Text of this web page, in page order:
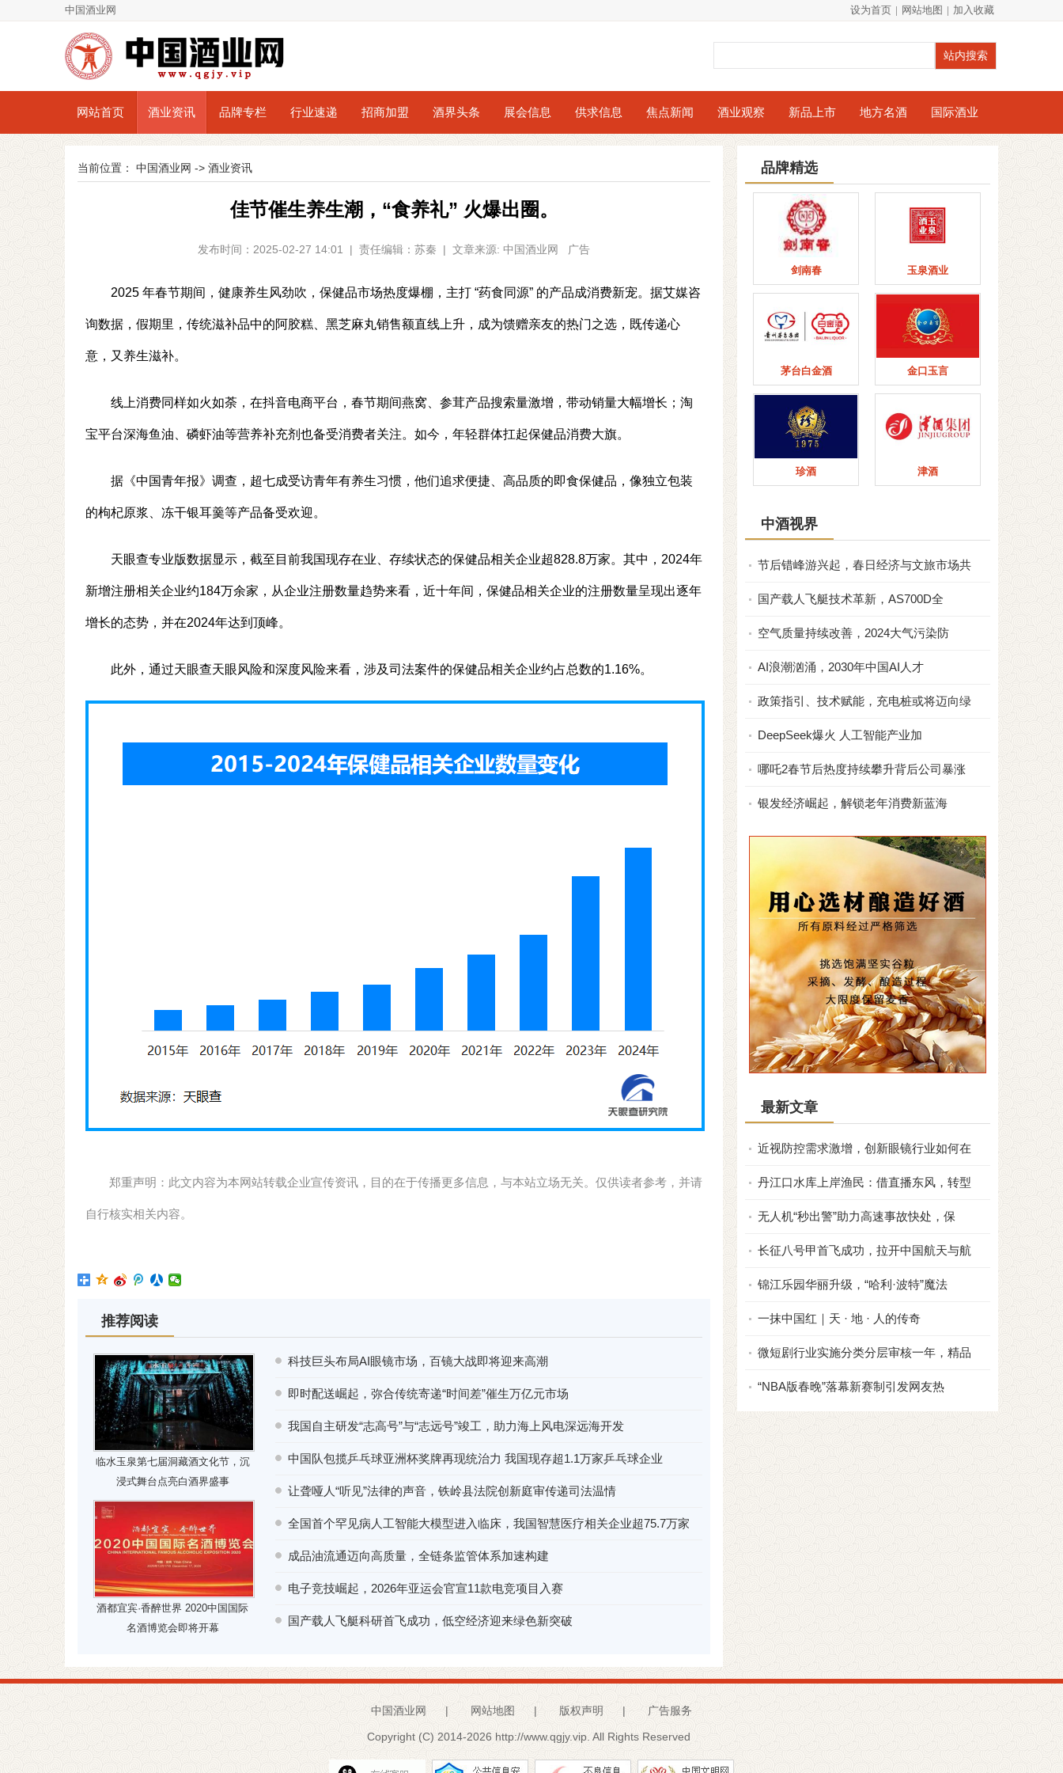
中国酒业网 设为首页 | 网站地图 | 加入收藏
网站首页 酒业资讯 品牌专栏 行业速递 招商加盟 酒界头条 展会信息 供求信息 焦点新闻 酒业观察 新品上市 地方名酒 国际酒业
当前位置： 中国酒业网 -> 酒业资讯
佳节催生养生潮，“食养礼” 火爆出圈。
发布时间：2025-02-27 14:01 | 责任编辑：苏秦 | 文章来源: 中国酒业网 广告
2025 年春节期间，健康养生风劲吹，保健品市场热度爆棚，主打 “药食同源” 的产品成消费新宠。据艾媒咨
询数据，假期里，传统滋补品中的阿胶糕、黑芝麻丸销售额直线上升，成为馈赠亲友的热门之选，既传递心
意，又养生滋补。
线上消费同样如火如荼，在抖音电商平台，春节期间燕窝、参茸产品搜索量激增，带动销量大幅增长；淘
宝平台深海鱼油、磷虾油等营养补充剂也备受消费者关注。如今，年轻群体扛起保健品消费大旗。
据《中国青年报》调查，超七成受访青年有养生习惯，他们追求便捷、高品质的即食保健品，像独立包装
的枸杞原浆、冻干银耳羹等产品备受欢迎。
天眼查专业版数据显示，截至目前我国现存在业、存续状态的保健品相关企业超828.8万家。其中，2024年
新增注册相关企业约184万余家，从企业注册数量趋势来看，近十年间，保健品相关企业的注册数量呈现出逐年
增长的态势，并在2024年达到顶峰。
此外，通过天眼查天眼风险和深度风险来看，涉及司法案件的保健品相关企业约占总数的1.16%。
郑重声明：此文内容为本网站转载企业宣传资讯，目的在于传播更多信息，与本站立场无关。仅供读者参考，并请
自行核实相关内容。
推荐阅读
临水玉泉第七届洞藏酒文化节，沉
浸式舞台点亮白酒界盛事
酒都宜宾·香醉世界 2020中国国际
名酒博览会即将开幕
科技巨头布局AI眼镜市场，百镜大战即将迎来高潮
即时配送崛起，弥合传统寄递“时间差”催生万亿元市场
我国自主研发“志高号”与“志远号”竣工，助力海上风电深远海开发
中国队包揽乒乓球亚洲杯奖牌再现统治力 我国现存超1.1万家乒乓球企业
让聋哑人“听见”法律的声音，铁岭县法院创新庭审传递司法温情
全国首个罕见病人工智能大模型进入临床，我国智慧医疗相关企业超75.7万家
成品油流通迈向高质量，全链条监管体系加速构建
电子竞技崛起，2026年亚运会官宣11款电竞项目入赛
国产载人飞艇科研首飞成功，低空经济迎来绿色新突破
品牌精选
剑南春 玉泉酒业
茅台白金酒 金口玉言
珍酒 津酒
中酒视界
节后错峰游兴起，春日经济与文旅市场共
国产载人飞艇技术革新，AS700D全
空气质量持续改善，2024大气污染防
AI浪潮汹涌，2030年中国AI人才
政策指引、技术赋能，充电桩或将迈向绿
DeepSeek爆火 人工智能产业加
哪吒2春节后热度持续攀升背后公司暴涨
银发经济崛起，解锁老年消费新蓝海
最新文章
近视防控需求激增，创新眼镜行业如何在
丹江口水库上岸渔民：借直播东风，转型
无人机“秒出警”助力高速事故快处，保
长征八号甲首飞成功，拉开中国航天与航
锦江乐园华丽升级，“哈利·波特”魔法
一抹中国红｜天 · 地 · 人的传奇
微短剧行业实施分类分层审核一年，精品
“NBA版春晚”落幕新赛制引发网友热
中国酒业网 | 网站地图 | 版权声明 | 广告服务
Copyright (C) 2014-2026 http://www.qgjy.vip. All Rights Reserved